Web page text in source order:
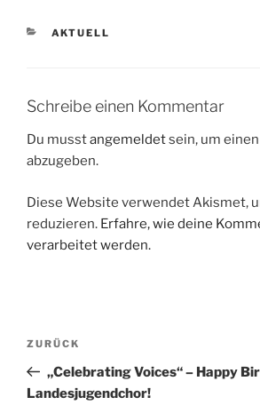
KATEGORIEN
AKTUELL
Schreibe einen Kommentar
Du musstangemeldetsein, um
abzugeben.
Diese Website verwendet Akismet,
reduzieren. Erfahre, wie deine
verarbeitet werden.
Beitragsnavigation
Vorheriger
Beitrag
ZURÜCK
„Celebrating Voices“ – Happy
Landesjugendchor!